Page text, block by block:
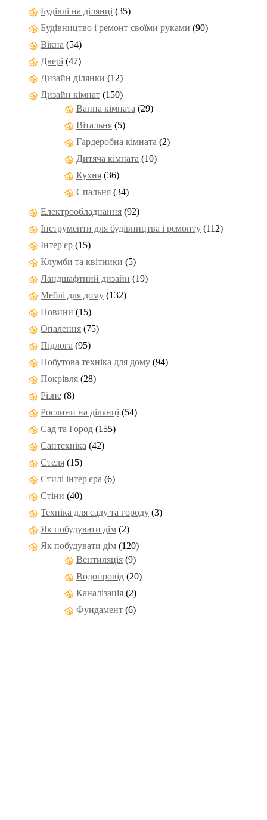
Будівлі на ділянці (35)
Будівництво і ремонт своїми руками (90)
Вікна (54)
Двері (47)
Дизайн ділянки (12)
Дизайн кімнат (150)
Ванна кімната (29)
Вітальня (5)
Гардеробна кімната (2)
Дитяча кімната (10)
Кухня (36)
Спальня (34)
Електрообладнання (92)
Інструменти для будівництва і ремонту (112)
Інтер'єр (15)
Клумби та квітники (5)
Ландшафтний дизайн (19)
Меблі для дому (132)
Новини (15)
Опалення (75)
Підлога (95)
Побутова техніка для дому (94)
Покрівля (28)
Різне (8)
Рослини на ділянці (54)
Сад та Город (155)
Сантехніка (42)
Стеля (15)
Стилі інтер'єра (6)
Стіни (40)
Техніка для саду та городу (3)
Як побудувати дім (2)
Як побудувати дім (120)
Вентиляція (9)
Водопровід (20)
Каналізація (2)
Фундамент (6)